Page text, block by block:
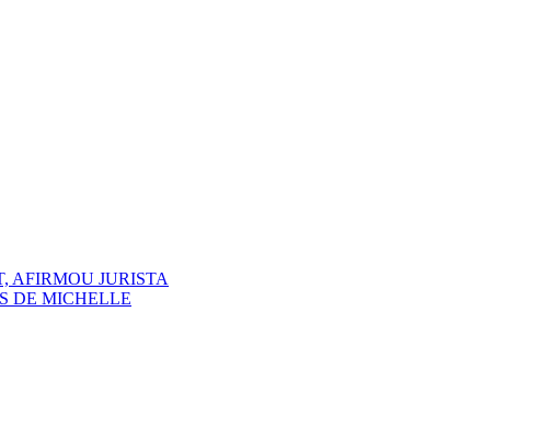
AFIRMOU JURISTA
DE MICHELLE